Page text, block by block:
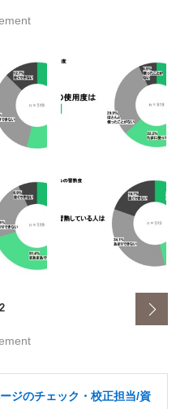
2
ジのチェック・校正担当/資